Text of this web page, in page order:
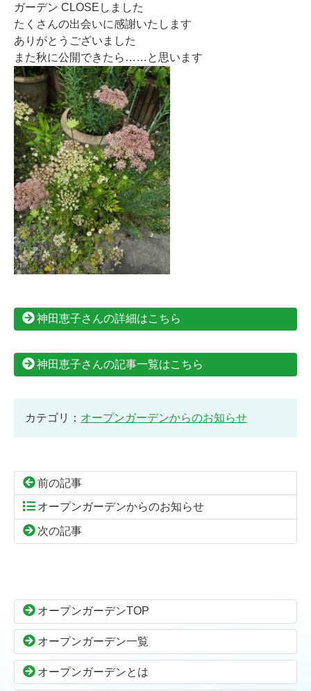
ガーデン CLOSEしました
たくさんの出会いに感謝いたします
ありがとうございました
また秋に公開できたら……と思います
神田恵子さんの詳細はこちら
神田恵子さんの記事一覧はこちら
カテゴリ： オープンガーデンからのお知らせ
前の記事
オープンガーデンからのお知らせ
次の記事
ン
本
文
先
の
頭
へ
る
オープンガーデンTOP
オープンガーデン一覧
オープンガーデンとは